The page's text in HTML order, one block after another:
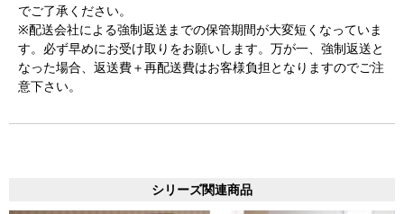
でご了承ください。
※配送会社による強制返送までの保管期間が大変短くなっていま
す。必ず早めにお受け取りをお願いします。万が一、強制返送と
なった場合、返送費＋再配送費はお客様負担となりますのでご注
意下さい。
シリーズ関連商品